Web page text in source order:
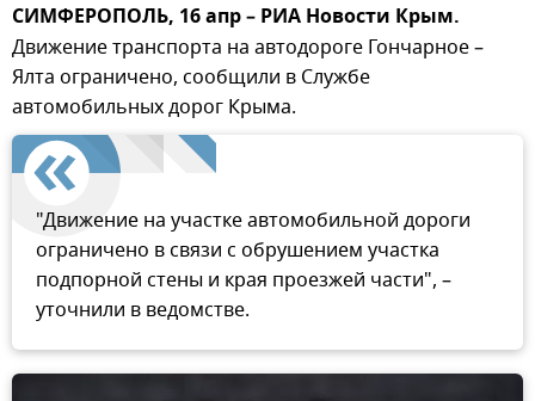
СИМФЕРОПОЛЬ, 16 апр – РИА Новости Крым.
Движение транспорта на автодороге Гончарное –
Ялта ограничено, сообщили в Службе
автомобильных дорог Крыма.
"Движение на участке автомобильной дороги
ограничено в связи с обрушением участка
подпорной стены и края проезжей части", –
уточнили в ведомстве.